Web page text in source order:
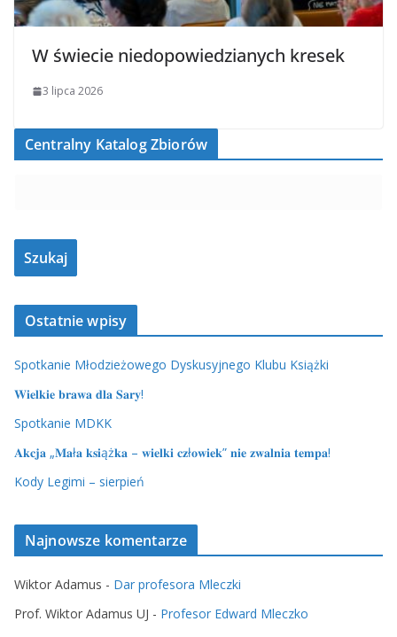
W świecie niedopowiedzianych kresek
3 lipca 2026
Centralny Katalog Zbiorów
Ostatnie wpisy
Spotkanie Młodzieżowego Dyskusyjnego Klubu Książki
𝐖𝐢𝐞𝐥𝐤𝐢𝐞 𝐛𝐫𝐚𝐰𝐚 𝐝𝐥𝐚 𝐒𝐚𝐫𝐲!
Spotkanie MDKK
𝐀𝐤𝐜𝐣𝐚 „𝐌𝐚ł𝐚 𝐤𝐬𝐢ąż𝐤𝐚 – 𝐰𝐢𝐞𝐥𝐤𝐢 𝐜𝐳ł𝐨𝐰𝐢𝐞𝐤” 𝐧𝐢𝐞 𝐳𝐰𝐚𝐥𝐧𝐢𝐚 𝐭𝐞𝐦𝐩𝐚!
Kody Legimi – sierpień
Najnowsze komentarze
Wiktor Adamus - Dar profesora Mleczki
Prof. Wiktor Adamus UJ - Profesor Edward Mleczko